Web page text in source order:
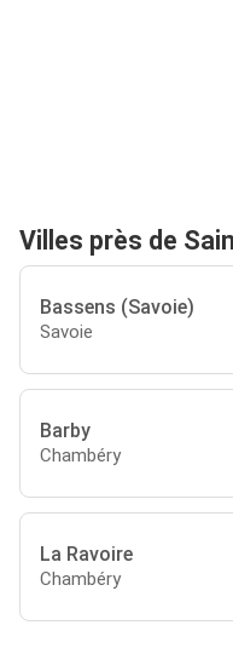
Villes près de
Bassens (Savoie)
Savoie
Barby
Chambéry
La Ravoire
Chambéry